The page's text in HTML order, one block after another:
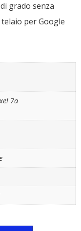
grado senza
per Google
7a